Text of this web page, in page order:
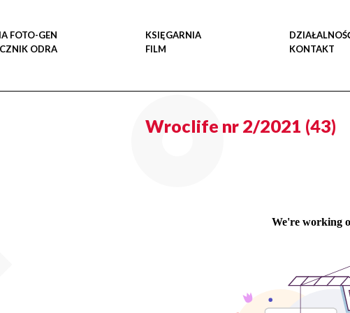
FOTO-GEN
ODRA
KSIĘGARNIA
FILM
KONTAKT
Wroclife nr 2/2021 (43)